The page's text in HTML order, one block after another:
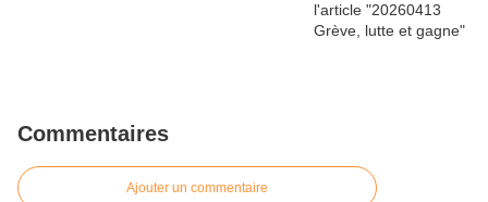
Commentaires
Ajouter un commentaire